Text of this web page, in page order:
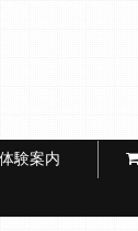
験案内